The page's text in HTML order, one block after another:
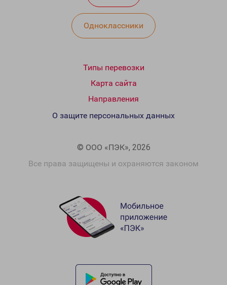
Одноклассники
Типы перевозки
Карта сайта
Направления
© ООО «ПЭК», 2026
Все права защищены и охраняются законом
О защите персональных данных